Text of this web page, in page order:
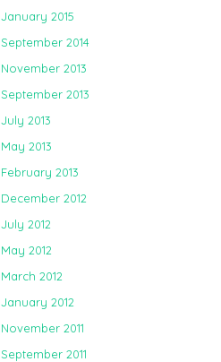
January 2015
September 2014
November 2013
September 2013
July 2013
May 2013
February 2013
December 2012
July 2012
May 2012
March 2012
January 2012
November 2011
September 2011